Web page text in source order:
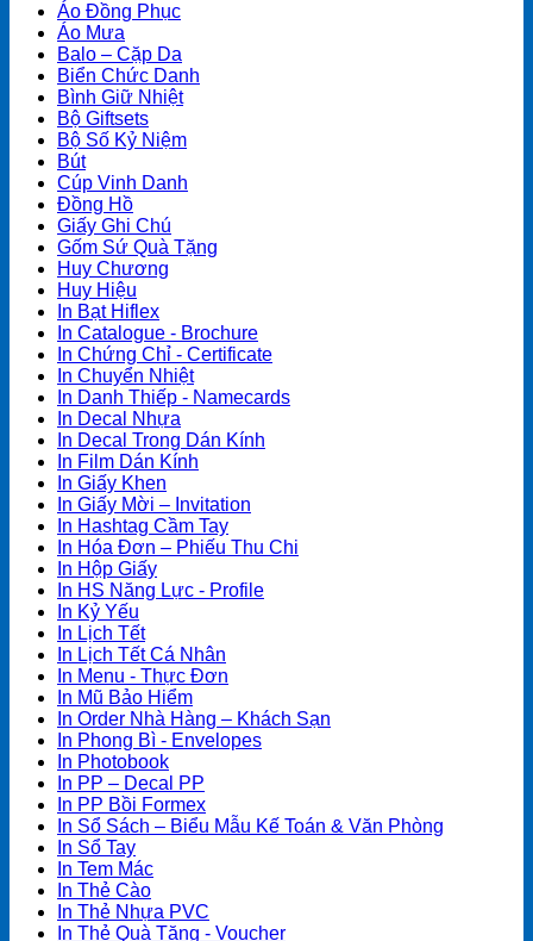
Áo Đồng Phục
Áo Mưa
Balo – Cặp Da
Biển Chức Danh
Bình Giữ Nhiệt
Bộ Giftsets
Bộ Số Kỷ Niệm
Bút
Cúp Vinh Danh
Đồng Hồ
Giấy Ghi Chú
Gốm Sứ Quà Tặng
Huy Chương
Huy Hiệu
In Bạt Hiflex
In Catalogue - Brochure
In Chứng Chỉ - Certificate
In Chuyển Nhiệt
In Danh Thiếp - Namecards
In Decal Nhựa
In Decal Trong Dán Kính
In Film Dán Kính
In Giấy Khen
In Giấy Mời – Invitation
In Hashtag Cầm Tay
In Hóa Đơn – Phiếu Thu Chi
In Hộp Giấy
In HS Năng Lực - Profile
In Kỷ Yếu
In Lịch Tết
In Lịch Tết Cá Nhân
In Menu - Thực Đơn
In Mũ Bảo Hiểm
In Order Nhà Hàng – Khách Sạn
In Phong Bì - Envelopes
In Photobook
In PP – Decal PP
In PP Bồi Formex
In Sổ Sách – Biểu Mẫu Kế Toán & Văn Phòng
In Sổ Tay
In Tem Mác
In Thẻ Cào
In Thẻ Nhựa PVC
In Thẻ Quà Tặng - Voucher